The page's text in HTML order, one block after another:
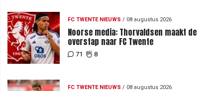
FC TWENTE NIEUWS / 08 augustus 2026
Noorse media: Thorvaldsen maakt de
overstap naar FC Twente
71 8
FC TWENTE NIEUWS / 08 augustus 2026